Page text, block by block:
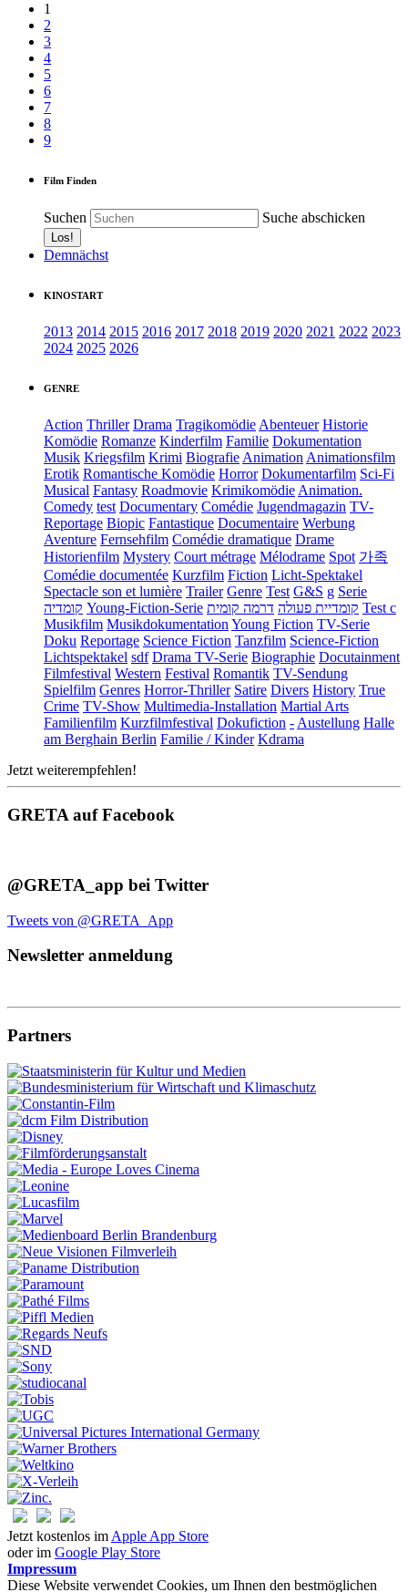
1
2
3
4
5
6
7
8
9
Film Finden
Suchen Suche abschicken
Demnächst
KINOSTART
2013 2014 2015 2016 2017 2018 2019 2020 2021 2022 2023
2024 2025 2026
GENRE
Action Thriller Drama Tragikomödie Abenteuer Historie
Komödie Romanze Kinderfilm Familie Dokumentation
Musik Kriegsfilm Krimi Biografie Animation Animationsfilm
Erotik Romantische Komödie Horror Dokumentarfilm Sci-Fi
Musical Fantasy Roadmovie Krimikomödie Animation.
Comedy test Documentary Comédie Jugendmagazin TV-
Reportage Biopic Fantastique Documentaire Werbung
Aventure Fernsehfilm Comédie dramatique Drame
Historienfilm Mystery Court métrage Mélodrame Spot 가족
Comédie documentée Kurzfilm Fiction Licht-Spektakel
Spectacle son et lumière Trailer Genre Test G&S g Serie
קומדיה Young-Fiction-Serie קומדיית פעולה דרמה קומית
Test c
Musikfilm Musikdokumentation Young Fiction TV-Serie
Doku Reportage Science Fiction Tanzfilm Science-Fiction
Lichtspektakel sdf Drama TV-Serie Biographie Docutainment
Filmfestival Western Festival Romantik TV-Sendung
Spielfilm Genres Horror-Thriller Satire Divers History True
Crime TV-Show Multimedia-Installation Martial Arts
Familienfilm Kurzfilmfestival Dokufiction - Austellung Halle
am Berghain Berlin Familie / Kinder Kdrama
Jetzt weiterempfehlen!
GRETA auf Facebook
@GRETA_app bei Twitter
Tweets von @GRETA_App
Newsletter anmeldung
Partners
Jetzt kostenlos im Apple App Store
oder im Google Play Store
Impressum
Diese Website verwendet Cookies, um Ihnen den bestmöglichen